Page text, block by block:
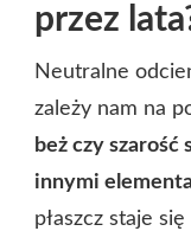
przez
Neutralne
zależy nam na
beż czy szarość
innymi
płaszcz staje